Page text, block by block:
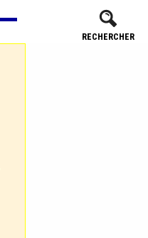
RECHERCHER